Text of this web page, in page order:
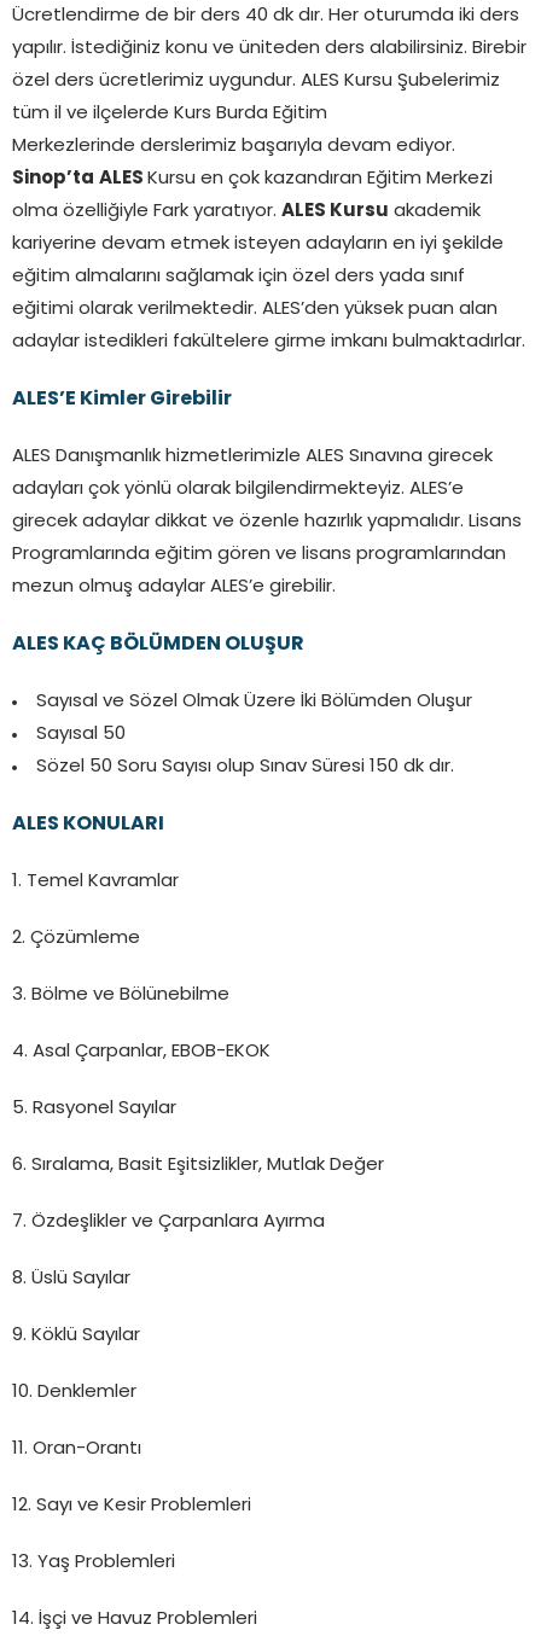
Ücretlendirme de bir ders 40 dk dır. Her oturumda iki ders
yapılır. İstediğiniz konu ve üniteden ders alabilirsiniz. Birebir
özel ders ücretlerimiz uygundur. ALES Kursu Şubelerimiz
tüm il ve ilçelerde Kurs Burda Eğitim
Merkezlerinde derslerimiz başarıyla devam ediyor.
Sinop’ta ALES Kursu en çok kazandıran Eğitim Merkezi
olma özelliğiyle Fark yaratıyor. ALES Kursu akademik
kariyerine devam etmek isteyen adayların en iyi şekilde
eğitim almalarını sağlamak için özel ders yada sınıf
eğitimi olarak verilmektedir. ALES’den yüksek puan alan
adaylar istedikleri fakültelere girme imkanı bulmaktadırlar.
ALES’E Kimler Girebilir
ALES Danışmanlık hizmetlerimizle ALES Sınavına girecek
adayları çok yönlü olarak bilgilendirmekteyiz. ALES’e
girecek adaylar dikkat ve özenle hazırlık yapmalıdır. Lisans
Programlarında eğitim gören ve lisans programlarından
mezun olmuş adaylar ALES’e girebilir.
ALES KAÇ BÖLÜMDEN OLUŞUR
Sayısal ve Sözel Olmak Üzere İki Bölümden Oluşur
Sayısal 50
Sözel 50 Soru Sayısı olup Sınav Süresi 150 dk dır.
ALES KONULARI
1. Temel Kavramlar
2. Çözümleme
3. Bölme ve Bölünebilme
4. Asal Çarpanlar, EBOB-EKOK
5. Rasyonel Sayılar
6. Sıralama, Basit Eşitsizlikler, Mutlak Değer
7. Özdeşlikler ve Çarpanlara Ayırma
8. Üslü Sayılar
9. Köklü Sayılar
10. Denklemler
11. Oran-Orantı
12. Sayı ve Kesir Problemleri
13. Yaş Problemleri
14. İşçi ve Havuz Problemleri